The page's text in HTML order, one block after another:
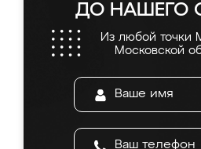
ДО НАШЕГО
Из любой точки
Московской